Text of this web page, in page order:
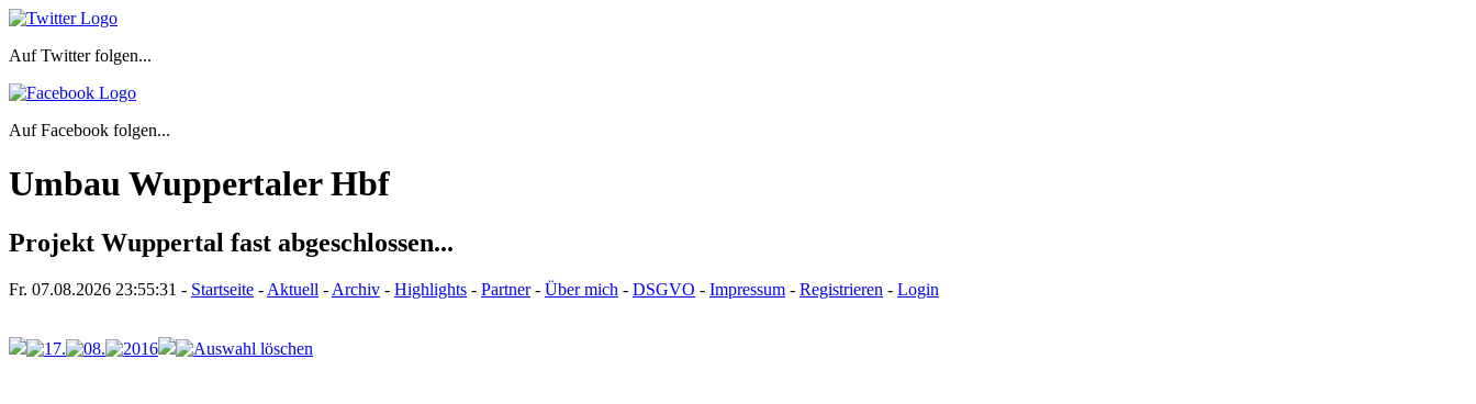
Auf Twitter folgen...
Auf Facebook folgen...
Umbau Wuppertaler Hbf
Projekt Wuppertal fast abgeschlossen...
Fr. 07.08.2026 23:55:31 - Startseite - Aktuell - Archiv - Highlights - Partner- Über mich - DSGVO - Impressum - Registrieren - Login